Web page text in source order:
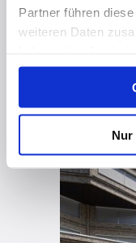
Partner führen
weiteren Daten
gesammelt haben.
und
Nur
Hotel